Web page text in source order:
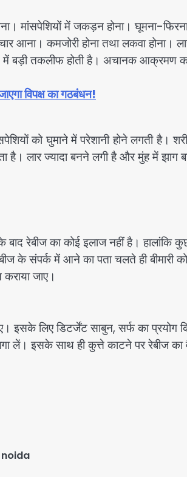
मांसपेशियों में जकड़न होना। घूमना-फिरना
आना। कमजोरी होना तथा लकवा होना।
बड़ी तकलीफ होती है। अचानक आक्रमण का
विपक्ष का गठबंधन!
को घुमाने में परेशानी होने लगती है।
है। लार ज्यादा बनने लगी है और मुंह में
रेबीज का कोई इलाज नहीं है। हालांकि
के संपर्क में आने का पता चलते ही
जाए।
इसके लिए डिटर्जेंट साबुन, सर्फ का प्रयोग
लें। इसके साथ ही कुत्ते काटने पर रेबीज का